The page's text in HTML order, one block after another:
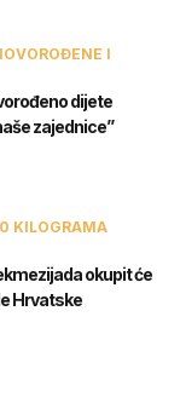
I
dijete
zajednice”
KILOGRAMA
okupit će
Hrvatske